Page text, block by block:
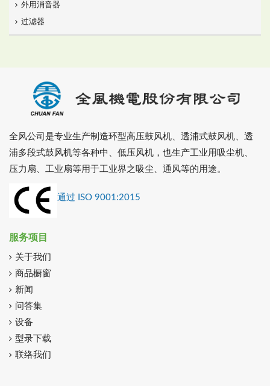
外用消音器
过滤器
全风公司是专业生产制造环型高压鼓风机、透浦式鼓风机、透
浦多段式鼓风机等各种中、低压风机，也生产工业用吸尘机、
压力扇、工业扇等用于工业界之吸尘、通风等的用途。
通过 ISO 9001:2015
服务项目
关于我们
商品橱窗
新闻
问答集
设备
型录下载
联络我们